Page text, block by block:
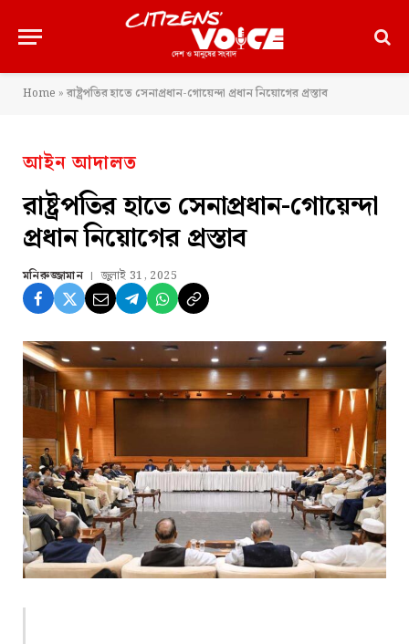
Home » রাষ্ট্রপতির হাতে সেনাপ্রধান-গোয়েন্দা প্রধান নিয়োগের প্রস্তাব
আইন আদালত
রাষ্ট্রপতির হাতে সেনাপ্রধান-গোয়েন্দা
প্রধান নিয়োগের প্রস্তাব
মনিরুজ্জামান জুলাই 31, 2025